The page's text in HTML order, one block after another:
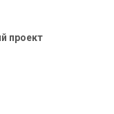
проект